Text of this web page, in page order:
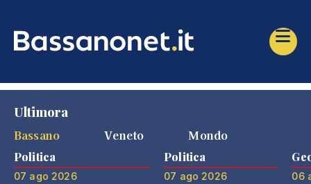
Ultimora
Bassano
Veneto Mondo
Politica
07 ago 2026
Politica
07 ago 2026 06